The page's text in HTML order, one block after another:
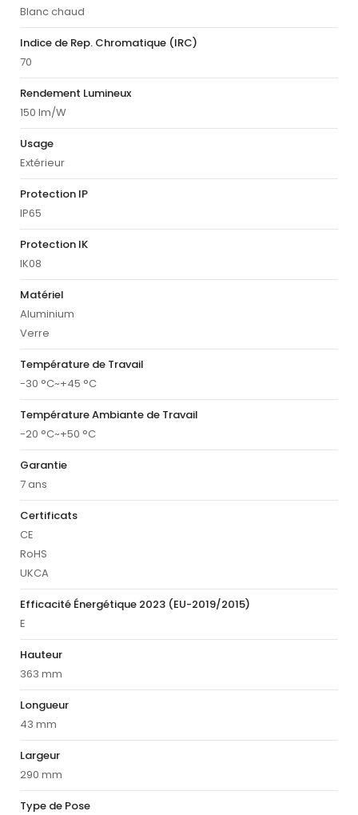
Blanc chaud
Indice de Rep. Chromatique (IRC)
70
Rendement Lumineux
150 lm/W
Usage
Extérieur
Protection IP
IP65
Protection IK
IK08
Matériel
Aluminium
Verre
Température de Travail
-30 °C~+45 °C
Température Ambiante de Travail
-20 °C~+50 °C
Garantie
7 ans
Certificats
CE
RoHS
UKCA
Efficacité Énergétique 2023 (EU-2019/2015)
E
Hauteur
363 mm
Longueur
43 mm
Largeur
290 mm
Type de Pose